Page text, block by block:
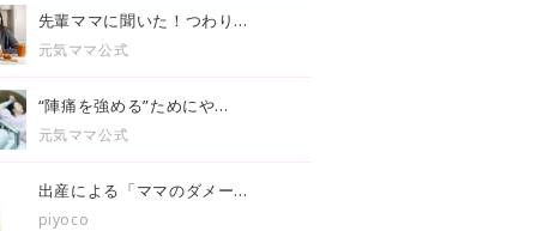
先輩ママに聞いた！つわり...
元気ママ公式
“陣痛を強める”ためにや...
元気ママ公式
出産による「ママのダメー...
piyoco